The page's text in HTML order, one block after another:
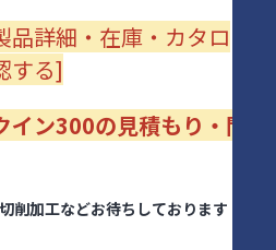
品詳細・在庫・カタロ
する]
イン300の見積もり・問
削加工などお待ちしております！